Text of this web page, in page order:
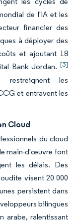
de l'IA et les
financier des
à déployer des
et ajoutant 18
Bank Jordan. [3]
restreignent les
et entravent les
Cloud
du cloud
main-d'œuvre font
les délais. Des
visent 20 000
persistent dans
bilingues
arabe, ralentissant